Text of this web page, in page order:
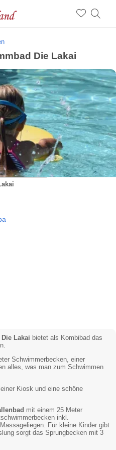
Die Lakai
Lakai bietet als Kombibad das
Schwimmerbecken, einer
alles, was man zum Schwimmen
Kiosk und eine schöne
mit einem 25 Meter
inkl.
Für kleine Kinder gibt
sorgt das Sprungbecken mit 3